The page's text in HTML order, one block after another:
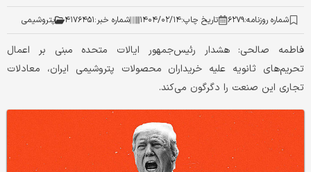
شماره روزنامه:۶۲۷۹ تاریخ چاپ:۱۴۰۴/۰۲/۱۴ شماره خبر:۴۱۷۶۴۵۱ پتروشیمی
فاطمه صالحی: هشدار رئیس‌‌جمهور ایالات متحده مبنی بر اعمال
تحریم‌های ثانویه علیه خریداران محصولات پتروشیمی ایران، معادلات
تجاری این صنعت را دگرگون می‌‌کند.